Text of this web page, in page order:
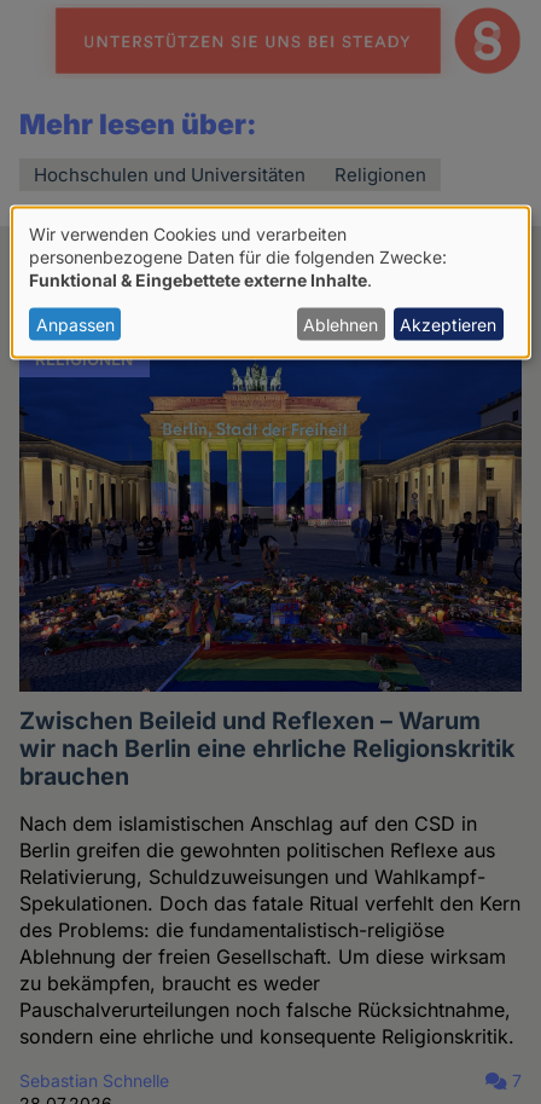
Mehr lesen über:
Hochschulen und Universitäten Religionen
Verwandte Artikel
RELIGIONEN
Zwischen Beileid und Reflexen – Warum
wir nach Berlin eine ehrliche Religionskritik
brauchen
Nach dem islamistischen Anschlag auf den CSD in
Berlin greifen die gewohnten politischen Reflexe aus
Relativierung, Schuldzuweisungen und Wahlkampf-
Spekulationen. Doch das fatale Ritual verfehlt den Kern
des Problems: die fundamentalistisch-religiöse
Ablehnung der freien Gesellschaft. Um diese wirksam
zu bekämpfen, braucht es weder
Pauschalverurteilungen noch falsche Rücksichtnahme,
sondern eine ehrliche und konsequente Religionskritik.
Sebastian Schnelle
7
Verwendung
von
personenbezogenen
Daten
Cookies
Wir verwenden Cookies und verarbeiten
personenbezogene Daten für die folgenden Zwecke:
Funktional & Eingebettete externe Inhalte.
Anpassen Ablehnen Akzeptieren